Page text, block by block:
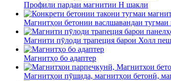
Профили пардаи магнитии H шакли
Магнитҳои бетонии васлшавандаи тугмаи
Магнити пӯлоди трапеция барои Холл
Магнитҳо бо адаптер
Магнитҳои пӯшида, магнитҳои бетонӣ,